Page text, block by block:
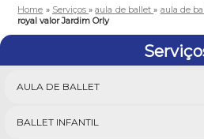
Home » Serviços»aula de ballet» aula de
royal valor Jardim Orly
AULA DE BALLET
BALLET INFANTIL